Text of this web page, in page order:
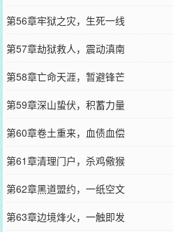
第56章牢狱之灾，生死一线
第57章劫狱救人，震动滇南
第58章亡命天涯，暂避锋芒
第59章深山蛰伏，积蓄力量
第60章卷土重来，血债血偿
第61章清理门户，杀鸡儆猴
第62章黑道盟约，一纸空文
第63章边境烽火，一触即发